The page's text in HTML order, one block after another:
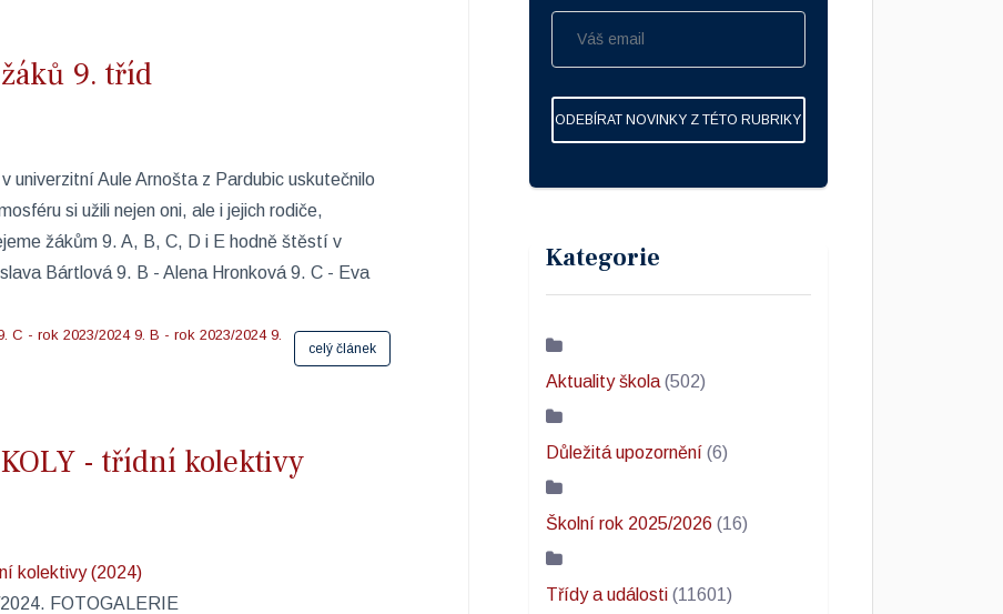
9. tříd
univerzitní Aule Arnošta z Pardubic uskutečnilo
si užili nejen oni, ale i jejich rodiče,
žákům 9. A, B, C, D i E hodně štěstí v
Bártlová 9. B - Alena Hronková 9. C - Eva
celý článek
C - rok 2023/2024 9. B - rok 2023/2024 9.
- třídní kolektivy
FOTOGALERIE
ODEBÍRAT NOVINKY Z TÉTO RUBRIKY
Kategorie
Aktuality škola (502)
Důležitá upozornění (6)
Školní rok 2025/2026 (16)
Třídy a události (11601)